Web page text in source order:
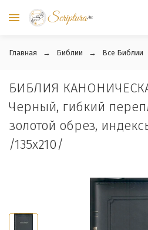
Главная Библии Все Библии
БИБЛИЯ
Черный, гибкий
золотой обрез,
/135х210/